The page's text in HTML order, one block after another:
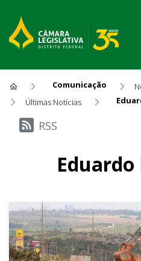
Comunicação
Últimas Notícias
Últimas
RSS
Eduardo